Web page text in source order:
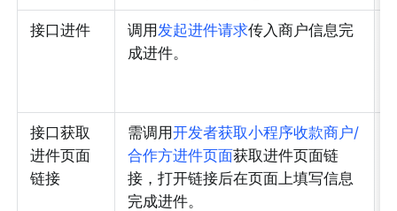
接口进件 调用发起进件请求传入商户信息完
成进件。
接口获取
进件页面
链接
需调用开发者获取小程序收款商户/
合作方进件页面获取进件页面链
接，打开链接后在页面上填写信息
完成进件。